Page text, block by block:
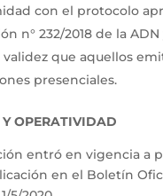
con el protocolo
n° 232/2018 de la
que aquellos
presenciales.
OPERATIVIDAD
entró en vigencia a
en el Boletín